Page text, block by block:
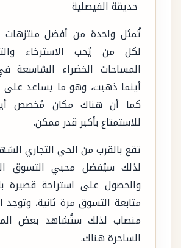
حديقة الفيصلية
تُمثل واحدة من أفضل منتزهات
لكل من يُحب الاسترخاء
المساحات الخضراء
أينما ذهبت، وهو ما يساعد
كما أن هناك مكان مُخصص
للاستمتاع بأكبر قدر ممكن.
تقع بالقرب من الحي التجاري
لذلك سيُفضل محبي التسوق
والحصول على استراحة قصيرة
متابعة التسوق مرة ثانية، وتوجد
منصاب لذلك ستُشاهد بعض
الساحرة هناك.